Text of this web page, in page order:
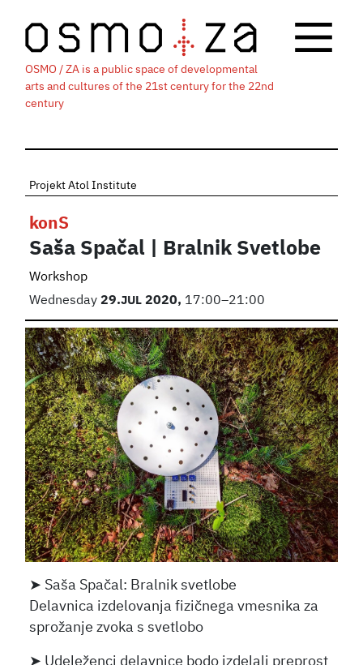
OSMO / ZA is a public space of developmental
arts and cultures of the 21st century for the 22nd
century
Projekt Atol Institute
konS
Saša Spačal | Bralnik Svetlobe
Workshop
Wednesday29.JUL2020, 17:00–21:00
➤ Saša Spačal: Bralnik svetlobe
Delavnica izdelovanja fizičnega vmesnika za
sprožanje zvoka s svetlobo
➤ Udeleženci delavnice bodo izdelali preprost